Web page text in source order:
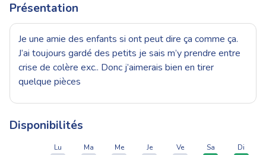
Présentation
Je une amie des enfants si ont peut dire ça comme ça.
J’ai toujours gardé des petits je sais m’y prendre entre
crise de colère exc.. Donc j’aimerais bien en tirer
quelque pièces
Disponibilités
Lu Ma Me Je Ve Sa
Di